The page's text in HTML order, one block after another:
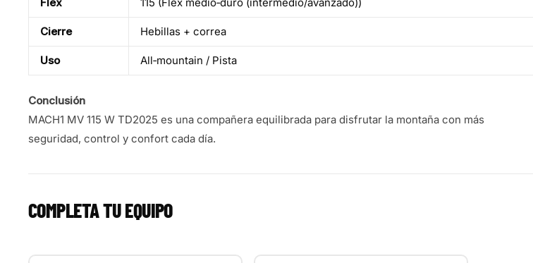
Cierre Hebillas + correa
Uso All‑mountain / Pista
Conclusión
MACH1 MV 115 W TD2025 es una compañera equilibrada para disfrutar la montaña con más
seguridad, control y confort cada día.
COMPLETA TU EQUIPO